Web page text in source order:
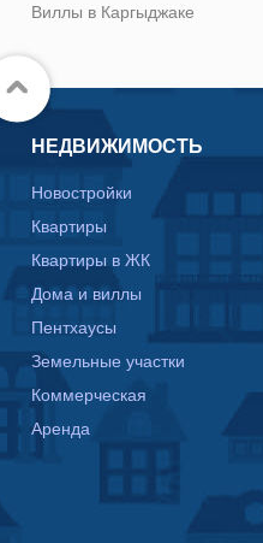
Виллы в Каргыджаке
НЕДВИЖИМОСТЬ
Новостройки
Квартиры
Квартиры в ЖК
Дома и виллы
Пентхаусы
Земельные участки
Коммерческая
Аренда